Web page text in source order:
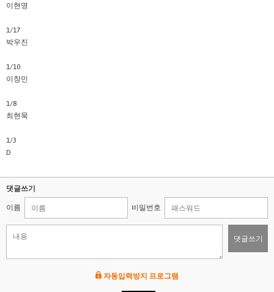
이현명
1/17
박우진
1/10
이창민
1/8
최현묵
1/3
D
댓글쓰기
이름 비밀번호
댓글쓰기
자동입력방지 프로그램